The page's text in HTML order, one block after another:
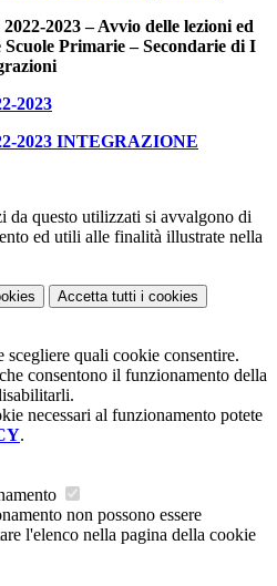
2023 – Avvio delle lezioni ed
Primarie – Secondarie di I
2023
2023 INTEGRAZIONE
da questo utilizzati si avvalgono di
ed utili alle finalità illustrate nella
Accetta tutti i cookies
scegliere quali cookie consentire.
consentono il funzionamento della
necessari al funzionamento potete
.
non possono essere
l'elenco nella pagina della cookie